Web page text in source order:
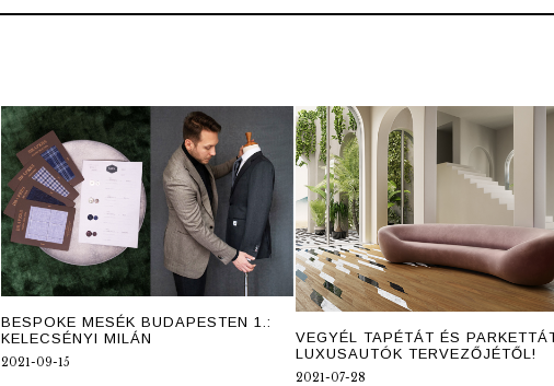
BESPOKE MESÉK BUDAPESTEN 1.:
KELECSÉNYI MILÁN
2021-09-15
VEGYÉL TAPÉTÁT ÉS
LUXUSAUTÓK TERVEZŐJÉTŐL!
2021-07-28